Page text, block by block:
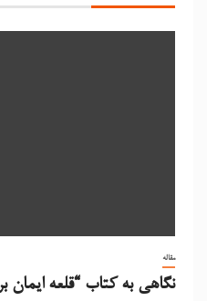
مقاله
نگاهی به کتاب “قلعه ایمان